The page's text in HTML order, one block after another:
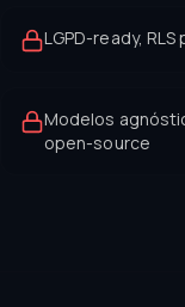
LGPD-ready,
Modelos
open-source